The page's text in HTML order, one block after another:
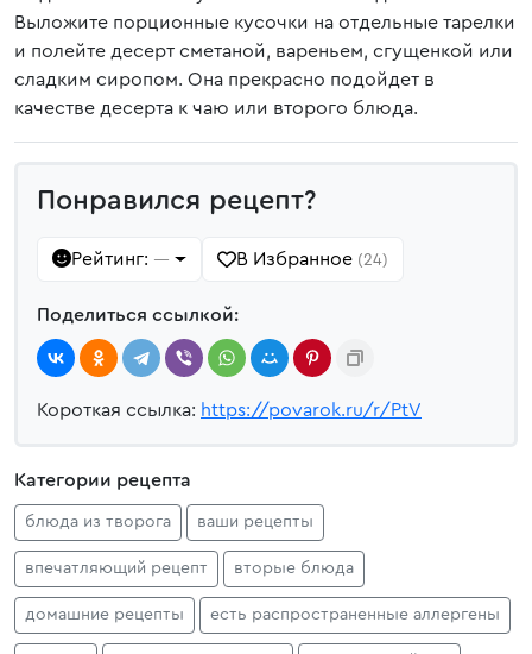
Выложите порционные кусочки на отдельные тарелки
и полейте десерт сметаной, вареньем, сгущенкой или
сладким сиропом. Она прекрасно подойдет в
качестве десерта к чаю или второго блюда.
Понравился рецепт?
Рейтинг: — В Избранное (24)
Поделиться ссылкой:
Короткая ссылка: https://povarok.ru/r/PtV
Категории рецепта
блюда из творога ваши рецепты
впечатляющий рецепт вторые блюда
домашние рецепты есть распространенные аллергены